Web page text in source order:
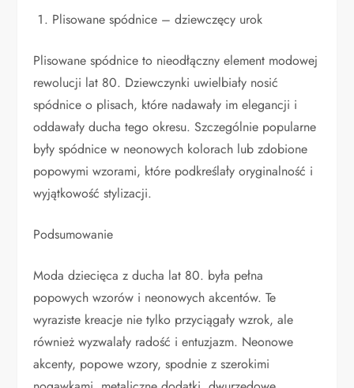
Plisowane spódnice – dziewczęcy urok
Plisowane spódnice to nieodłączny element modowej
rewolucji lat 80. Dziewczynki uwielbiały nosić
spódnice o plisach, które nadawały im elegancji i
oddawały ducha tego okresu. Szczególnie popularne
były spódnice w neonowych kolorach lub zdobione
popowymi wzorami, które podkreślały oryginalność i
wyjątkowość stylizacji.
Podsumowanie
Moda dziecięca z ducha lat 80. była pełna
popowych wzorów i neonowych akcentów. Te
wyraziste kreacje nie tylko przyciągały wzrok, ale
również wyzwalały radość i entuzjazm. Neonowe
akcenty, popowe wzory, spodnie z szerokimi